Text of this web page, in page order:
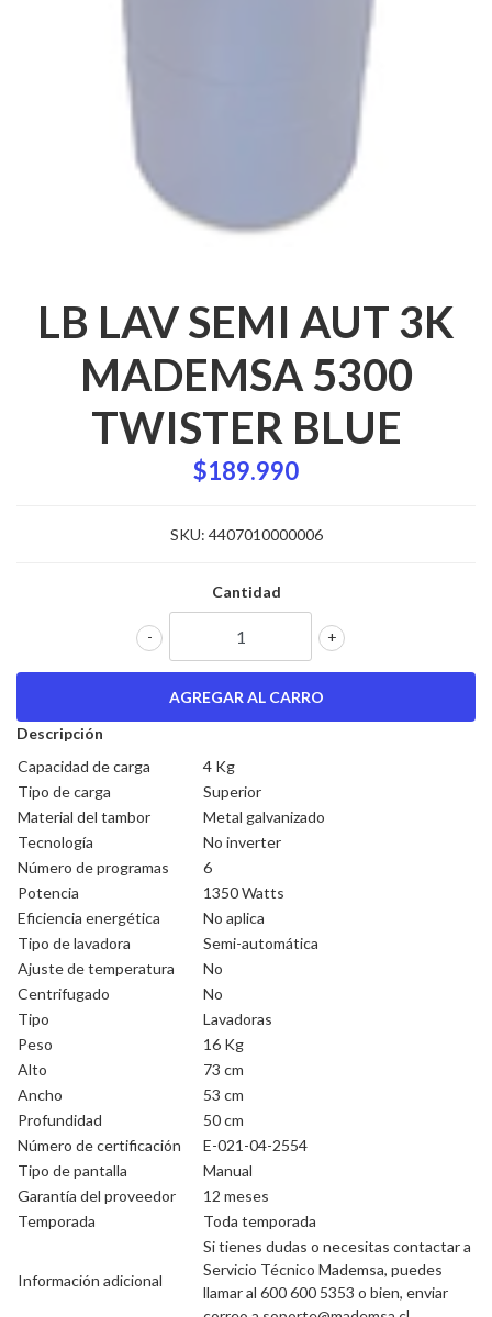
LB LAV SEMI AUT 3K
MADEMSA 5300
TWISTER BLUE
$189.990
SKU: 4407010000006
Cantidad
+
-
Descripción
Capacidad de carga
4 Kg
Tipo de carga
Superior
Material del tambor
Metal galvanizado
Tecnología
No inverter
Número de programas
6
Potencia
1350 Watts
Eficiencia energética
No aplica
Tipo de lavadora
Semi-automática
Ajuste de temperatura
No
Centrifugado
No
Tipo
Lavadoras
Peso
16 Kg
Alto
73 cm
Ancho
53 cm
Profundidad
50 cm
Número de certificación
E-021-04-2554
Tipo de pantalla
Manual
Garantía del proveedor
12 meses
Temporada
Toda temporada
Información adicional
Si tienes dudas o necesitas contactar a
Servicio Técnico Mademsa, puedes
llamar al 600 600 5353 o bien, enviar